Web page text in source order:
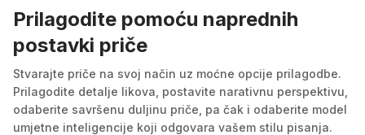
Prilagodite pomoću naprednih
postavki priče
Stvarajte priče na svoj način uz moćne opcije prilagodbe.
Prilagodite detalje likova, postavite narativnu perspektivu,
odaberite savršenu duljinu priče, pa čak i odaberite model
umjetne inteligencije koji odgovara vašem stilu pisanja.